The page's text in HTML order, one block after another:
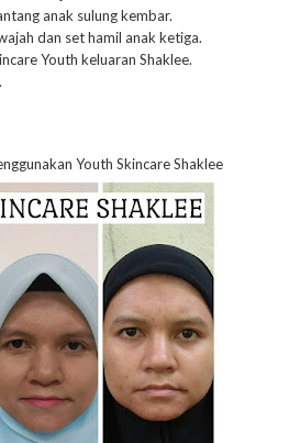
anak sulung kembar.
dan set hamil anak ketiga.
Youth keluaran Shaklee.
Youth Skincare Shaklee